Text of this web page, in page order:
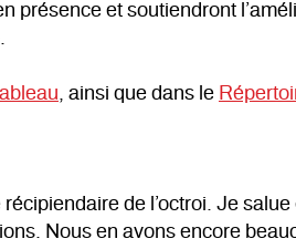
présence et soutiendront
, ainsi que dans le
de l’octroi. Je
Nous en avons encore